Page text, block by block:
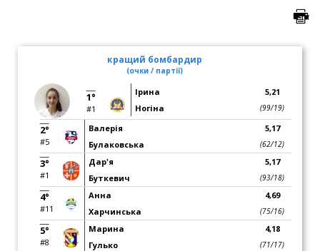
кращий бомбардир
(очки / партії)
1°
#1
Ірина
Ногіна
5,21
(99/19)
2°
#5
Валерія
Булаковська
5,17
(62/12)
3°
#1
Дар'я
Буткевич
5,17
(93/18)
4°
#11
Анна
Харчинська
4,69
(75/16)
5°
#8
Марина
Гулько
4,18
(71/17)